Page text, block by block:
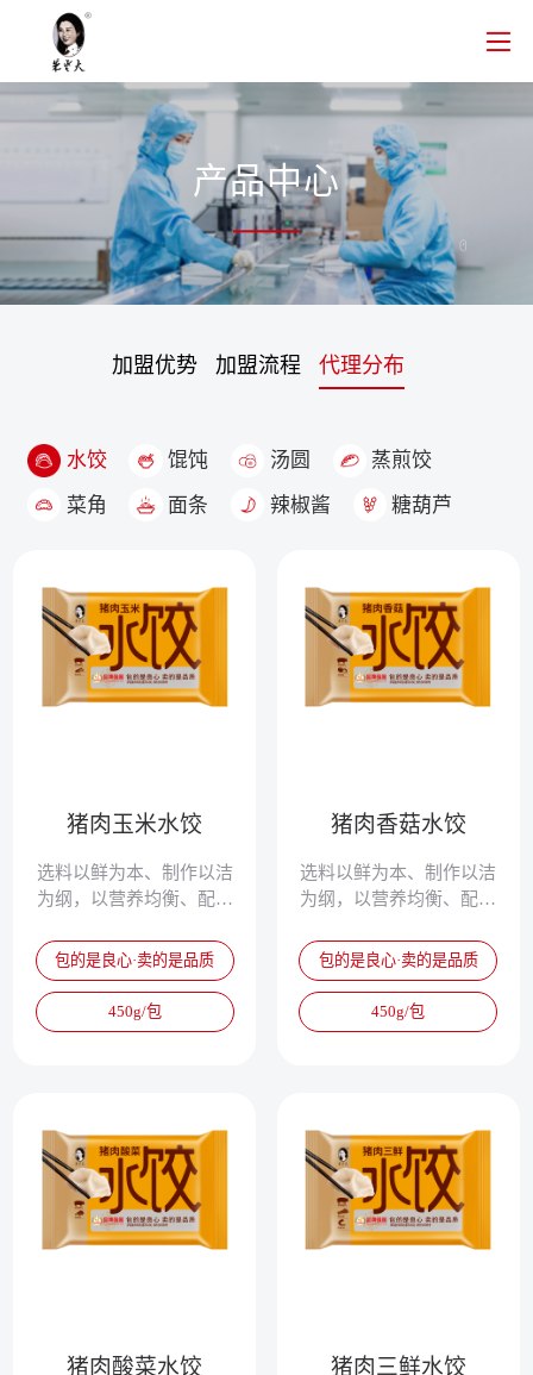
产品中心
加盟优势 加盟流程 代理分布
水饺 馄饨 汤圆
蒸煎饺
菜角
面条 辣椒酱 糖葫芦
猪肉玉米水饺
选料以鲜为本、制作以洁
为纲，以营养均衡、配方
道，被誉为真正的专家水
饺。
包的是良心·卖的是品质
450g/包
猪肉香菇水饺
选料以鲜为本、制作以洁
为纲，以营养均衡、配方
道，被誉为真正的专家水
饺。
包的是良心·卖的是品质
450g/包
猪肉酸菜水饺 猪肉三鲜水饺